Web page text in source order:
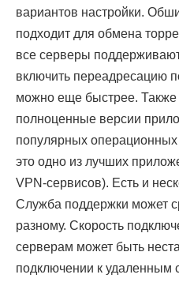
вариантов настройки.
подходит для обмена
все серверы
включить переадресацию
можно еще быстрее. Также
полноценные версии
популярных
это одно из лучших
VPN-сервисов). Есть и
Служба поддержки может
разному. Скорость
серверам может быть
подключении к удаленным